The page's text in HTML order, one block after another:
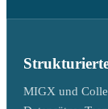
MIGX und